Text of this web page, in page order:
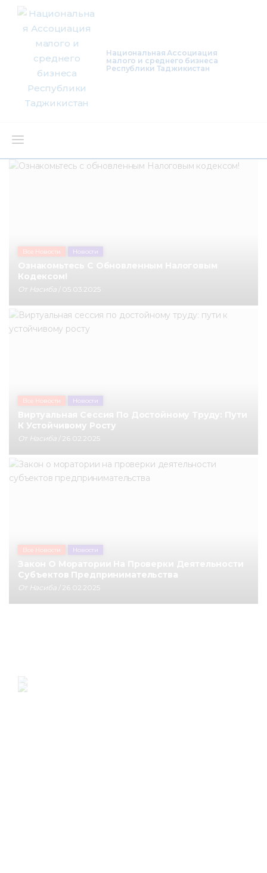
Национальная Ассоциация
малого и среднего бизнеса
Республики Таджикистан
О нас
Членство
Медиацентр
Инфоресурсы
Все Новости Новости
Кодексом!
От Насиба/ 05.03.2025
Все Новости Новости
К Устойчивому Росту
От Насиба/ 26.02.2025
Все Новости Новости
Субъектов Предпринимательства
От Насиба/ 26.02.2025